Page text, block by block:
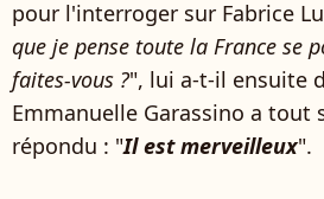
pour l'interroger sur Fabrice
que je pense toute la France se
faites-vous ?", lui a-t-il ensuite
Emmanuelle Garassino a tout
répondu : "Il est merveilleux".